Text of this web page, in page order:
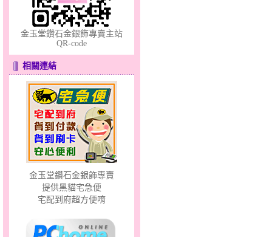
天真Rody～金銀鋼套鍊
天使約定～金銀鋼套鍊
金玉堂鑽石金銀飾專賣主站
QR-code
相關連結
金玉堂鑽石金銀飾專賣
提供黑貓宅急便
宅配到府超方便唷